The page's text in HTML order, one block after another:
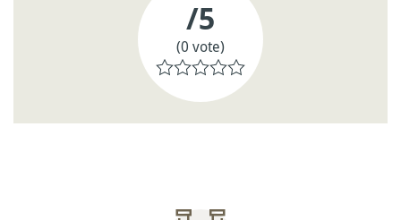
/5
(0 vote)